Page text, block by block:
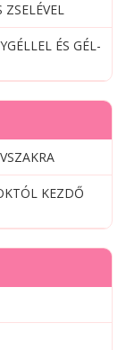
ZSELÉVEL
ÉS GÉL-
KEZDŐ